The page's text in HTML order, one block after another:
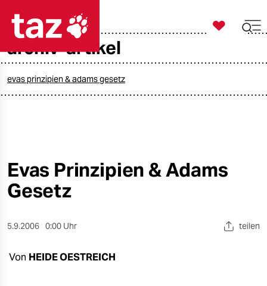
taz zahl ich
öko
gesellschaft

taz zahl ich
archiv-artikel
evas prinzipien & adams gesetz
Evas Prinzipien & Adams
Gesetz
5.9.2006 0:00 Uhr teilen
Von HEIDE OESTREICH